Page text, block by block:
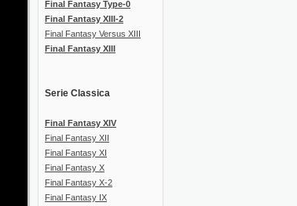
Final Fantasy Type-0
Final Fantasy XIII-2
Final Fantasy Versus XIII
Final Fantasy XIII
Serie Classica
Final Fantasy XIV
Final Fantasy XII
Final Fantasy XI
Final Fantasy X
Final Fantasy X-2
Final Fantasy IX